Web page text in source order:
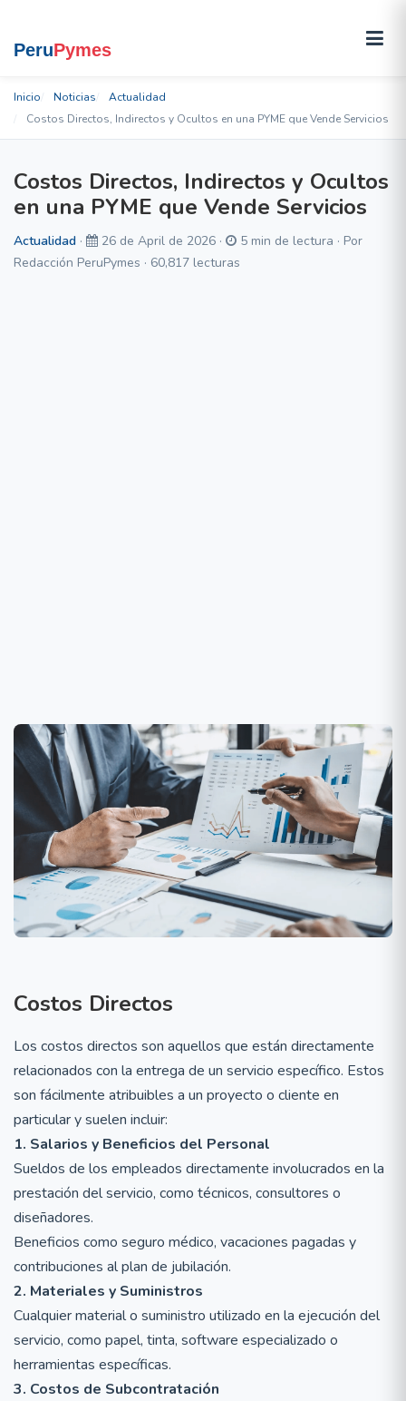
Inicio Noticias
Actualidad
Costos Directos, Indirectos y Ocultos en una PYME que Vende Servicios
Costos Directos, Indirectos y Ocultos
en una PYME que Vende Servicios
Actualidad · 26 de April de 2026 ·
5 min de lectura · Por
Redacción PeruPymes · 60,817 lecturas
Costos Directos
Los costos directos son aquellos que están directamente
relacionados con la entrega de un servicio específico. Estos
son fácilmente atribuibles a un proyecto o cliente en
particular y suelen incluir:
1. Salarios y Beneficios del Personal
Sueldos de los empleados directamente involucrados en la
prestación del servicio, como técnicos, consultores o
diseñadores.
Beneficios como seguro médico, vacaciones pagadas y
contribuciones al plan de jubilación.
2. Materiales y Suministros
Cualquier material o suministro utilizado en la ejecución del
servicio, como papel, tinta, software especializado o
herramientas específicas.
3. Costos de Subcontratación